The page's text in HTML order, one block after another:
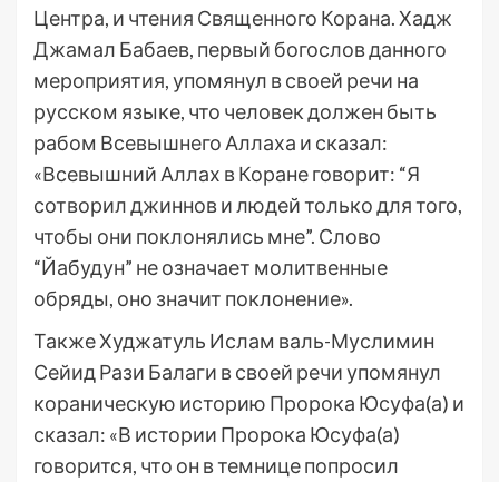
Центра, и чтения Священного Корана. Хадж
Джамал Бабаев, первый богослов данного
мероприятия, упомянул в своей речи на
русском языке, что человек должен быть
рабом Всевышнего Аллаха и сказал:
«Всевышний Аллах в Коране говорит: “Я
сотворил джиннов и людей только для того,
чтобы они поклонялись мне”. Слово
“Йабудун” не означает молитвенные
обряды, оно значит поклонение».
Также Худжатуль Ислам валь-Муслимин
Сейид Рази Балаги в своей речи упомянул
кораническую историю Пророка Юсуфа(а) и
сказал: «В истории Пророка Юсуфа(а)
говорится, что он в темнице попросил